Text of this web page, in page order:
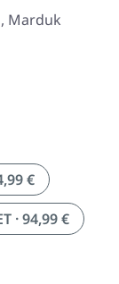
Marduk
€
· 94,99 €